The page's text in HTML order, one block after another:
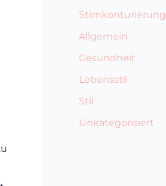
Stirnkonturierung
Allgemein
Gesundheit
Lebensstil
Stil
Unkategorisiert